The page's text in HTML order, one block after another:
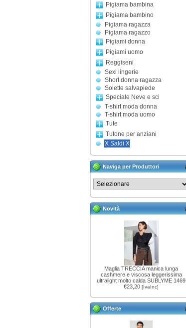
Pigiama bambina
Pigiama bambino
Pigiama ragazza
Pigiama ragazzo
Pigiami donna
Pigiami uomo
Reggiseni
Sexi lingerie
Short donna ragazza
Solette salvapiede
Speciale Neve e sci
T-shirt moda donna
T-shirt moda uomo
Tute
Tutone per anziani
X Saldi X
Naviga per Produttori
Novità
Maglia TRECCIA manica lunga
cashmere e viscosa leggerissima
ultralight molto calda SUBLYME 1469
€23,20 [IvaInc]
Offerte